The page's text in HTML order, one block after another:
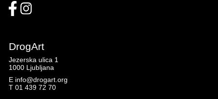
DrogArt
Jezerska ulica 1
1000 Ljubljana
E info@drogart.org
T 01 439 72 70